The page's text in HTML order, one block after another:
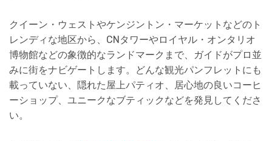
クイーン・ウェストやケンジントン・マーケットなどのト
レンディな地区から、CNタワーやロイヤル・オンタリオ
博物館などの象徴的なランドマークまで、ガイドがプロ並
みに街をナビゲートします。どんな観光パンフレットにも
載っていない、隠れた屋上パティオ、居心地の良いコーヒ
ーショップ、ユニークなブティックなどを発見してくださ
い。